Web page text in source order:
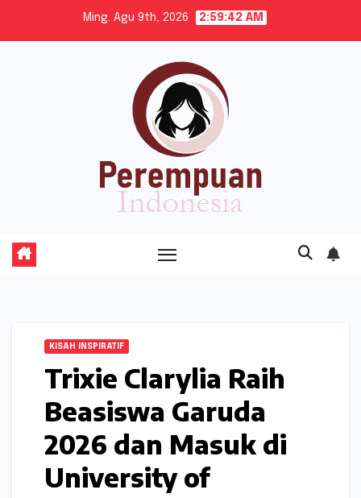
Ming. Agu 9th, 2026 2:59:43 AM
KISAH INSPIRATIF
Trixie Clarylia Raih
Beasiswa Garuda
2026 dan Masuk di
University of